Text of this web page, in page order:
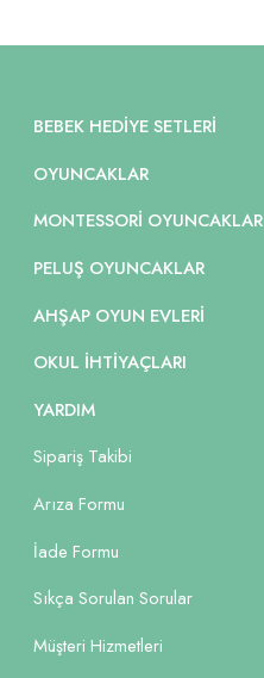
BEBEK HEDIYE SETLERI
OYUNCAKLAR
MONTESSORI OYUNCAKLAR
PELUŞ OYUNCAKLAR
AHŞAP OYUN EVLERI
OKUL İHTIYAÇLARI
YARDIM
Sipariş Takibi
Arıza Formu
İade Formu
Sıkça Sorulan Sorular
Müşteri Hizmetleri